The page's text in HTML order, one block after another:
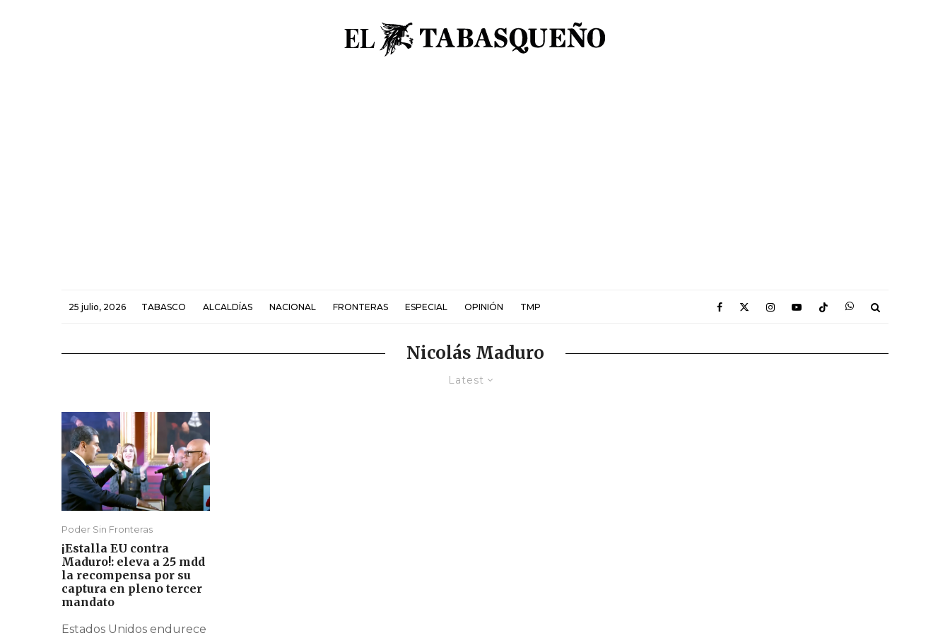
25 julio, 2026 TABASCO ALCALDÍAS NACIONAL FRONTERAS ESPECIAL OPINIÓN TMP
Nicolás Maduro
Latest
Poder Sin Fronteras
¡Estalla EU contra
Maduro!: eleva a 25 mdd
la recompensa por su
captura en pleno tercer
mandato
Estados Unidos endurece